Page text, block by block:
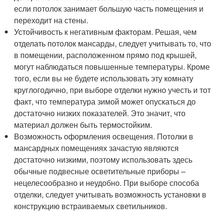
если потолок занимает большую часть помещения и
переходит на стены.
Устойчивость к негативным факторам. Решая, чем
отделать потолок мансарды, следует учитывать то, что
в помещении, расположенном прямо под крышей,
могут наблюдаться повышенные температуры. Кроме
того, если вы не будете использовать эту комнату
круглогодично, при выборе отделки нужно учесть и тот
факт, что температура зимой может опускаться до
достаточно низких показателей. Это значит, что
материал должен быть термостойким.
Возможность оформления освещения. Потолки в
мансардных помещениях зачастую являются
достаточно низкими, поэтому использовать здесь
обычные подвесные осветительные приборы –
нецелесообразно и неудобно. При выборе способа
отделки, следует учитывать возможность установки в
конструкцию встраиваемых светильников.